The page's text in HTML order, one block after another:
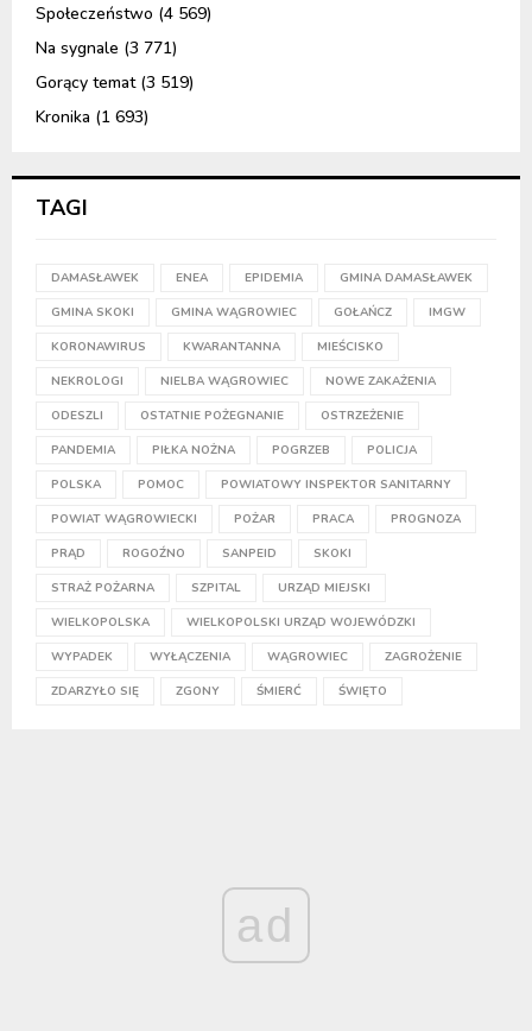
Społeczeństwo (4 569)
Na sygnale (3 771)
Gorący temat(3 519)
Kronika (1 693)
TAGI
DAMASŁAWEK ENEA EPIDEMIA GMINA DAMASŁAWEK
GMINA SKOKI GMINA WĄGROWIEC GOŁAŃCZ IMGW
KORONAWIRUS KWARANTANNA MIEŚCISKO
NEKROLOGI NIELBA WĄGROWIEC NOWE ZAKAŻENIA
ODESZLI OSTATNIE POŻEGNANIE OSTRZEŻENIE
PANDEMIA PIŁKA NOŻNA POGRZEB POLICJA
POLSKA POMOC POWIATOWY INSPEKTOR SANITARNY
POWIAT WĄGROWIECKI POŻAR PRACA PROGNOZA
PRĄD ROGOŹNO SANPEID SKOKI
STRAŻ POŻARNA SZPITAL URZĄD MIEJSKI
WIELKOPOLSKA WIELKOPOLSKI URZĄD WOJEWÓDZKI
WYPADEK WYŁĄCZENIA WĄGROWIEC ZAGROŻENIE
ZDARZYŁO SIĘ ZGONY ŚMIERĆ ŚWIĘTO
ad